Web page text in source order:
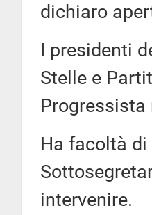
dichiaro
I presidenti
Stelle e
Ha facoltà di
intervenire.